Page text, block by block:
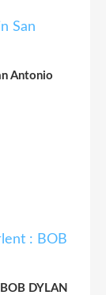
Antonio
DYLAN